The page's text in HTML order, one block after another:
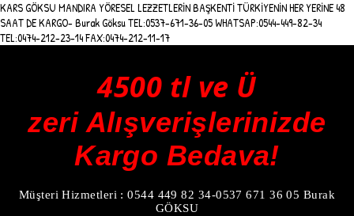
KARS GÖKSU MANDIRA YÖRESEL LEZZETLERİN BAŞKENTİ TÜRKİYENİN HER YERİNE 48
SAAT DE KARGO- Burak Göksu TEL:0537-671-36-05 WHATSAP:0544-449-82-34
TEL:0474-212-23-14 FAX:0474-212-11-17
4500 tl ve Ü
zeri Alışverişlerinizde
Kargo Bedava!
Müşteri Hizmetleri : 0544 449 82 34-0537 671 36 05 Burak
GÖKSU